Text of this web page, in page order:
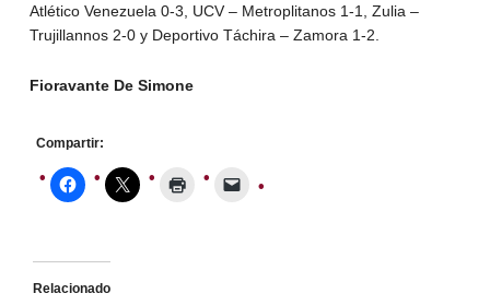
Atlético Venezuela 0-3, UCV – Metroplitanos 1-1, Zulia –
Trujillannos 2-0 y Deportivo Táchira – Zamora 1-2.
Fioravante De Simone
Compartir:
Relacionado